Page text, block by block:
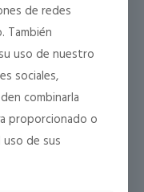
de redes
También
uso de nuestro
sociales,
combinarla
proporcionado o
de sus